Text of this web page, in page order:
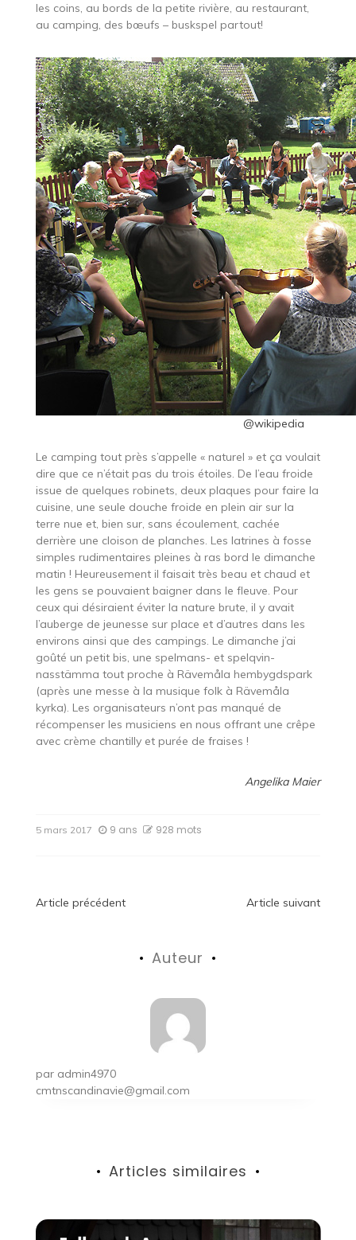
les coins, au bords de la petite rivière, au restaurant,
au camping, des bœufs – buskspel partout!
@wikipedia
Le camping tout près s’appelle « naturel » et ça voulait
dire que ce n’était pas du trois étoiles. De l’eau froide
issue de quelques robinets, deux plaques pour faire la
cuisine, une seule douche froide en plein air sur la
terre nue et, bien sur, sans écoulement, cachée
derrière une cloison de planches. Les latrines à fosse
simples rudimentaires pleines à ras bord le dimanche
matin ! Heureusement il faisait très beau et chaud et
les gens se pouvaient baigner dans le fleuve. Pour
ceux qui désiraient éviter la nature brute, il y avait
l’auberge de jeunesse sur place et d’autres dans les
environs ainsi que des campings. Le dimanche j’ai
goûté un petit bis, une spelmans- et spelqvin-
nasstämma tout proche à Rävemåla hembygdspark
(après une messe à la musique folk à Rävemåla
kyrka). Les organisateurs n’ont pas manqué de
récompenser les musiciens en nous offrant une crêpe
avec crème chantilly et purée de fraises !
Angelika Maier
5 mars 2017 9 ans 928 mots
Navigation
Article précédent Article suivant
Auteur
par admin4970
cmtnscandinavie@gmail.com
Articles similaires